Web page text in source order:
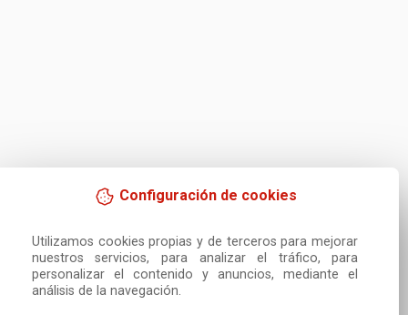
Configuración de cookies
Utilizamos cookies propias y de terceros para mejorar
nuestros servicios, para analizar el tráfico, para
personalizar el contenido y anuncios, mediante el
análisis de la navegación.